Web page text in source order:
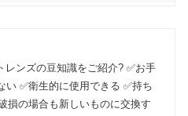
レンズの豆知識をご紹介? ✅お手
い ✅衛生的に使用できる ✅持ち
損の場合も新しいものに交換す